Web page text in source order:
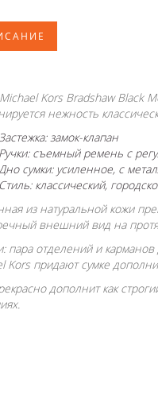
Kors Bradshaw Black
нежность
Застежка: замок-клапан
Ручки: съемный ремень с
Дно сумки: усиленное, с
Стиль: классический,
из натуральной кожи
внешний вид на
пара отделений и
Kors придают сумке
дополнит как